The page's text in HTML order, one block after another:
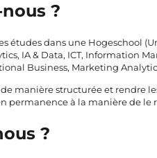
?
études dans une Hogeschool
IA & Data, ICT, Information
Business, Marketing
manière structurée et rendre
permanence à la manière de
?